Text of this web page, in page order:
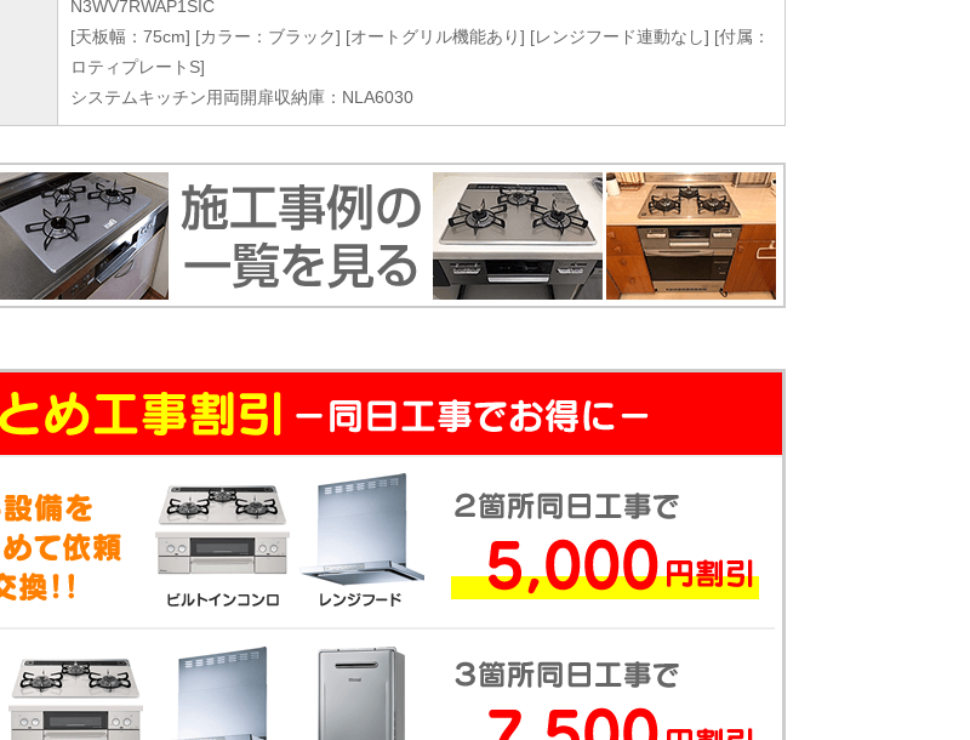
N3WV7RWAP1SIC
[天板幅：75cm] [カラー：ブラック] [オートグリル機能あり] [レンジフード連動なし] [付属：
ロティプレートS]
システムキッチン用両開扉収納庫：NLA6030